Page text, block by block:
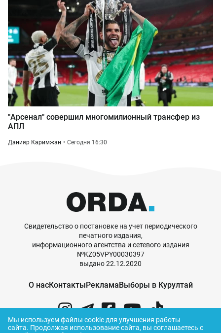
"Арсенал" совершил многомилионный трансфер из
АПЛ
Данияр Каримжан Сегодня 16:30
Свидетельство о постановке на учет периодического
печатного издания,
информационного агентства и сетевого издания
№KZ05VPY00030397
выдано 22.12.2020
О насКонтакты Реклама Выборы в Курултай
Мы используем файлы cookie для улучшения работы
сайта. Продолжая использование сайта, вы соглашаетесь с